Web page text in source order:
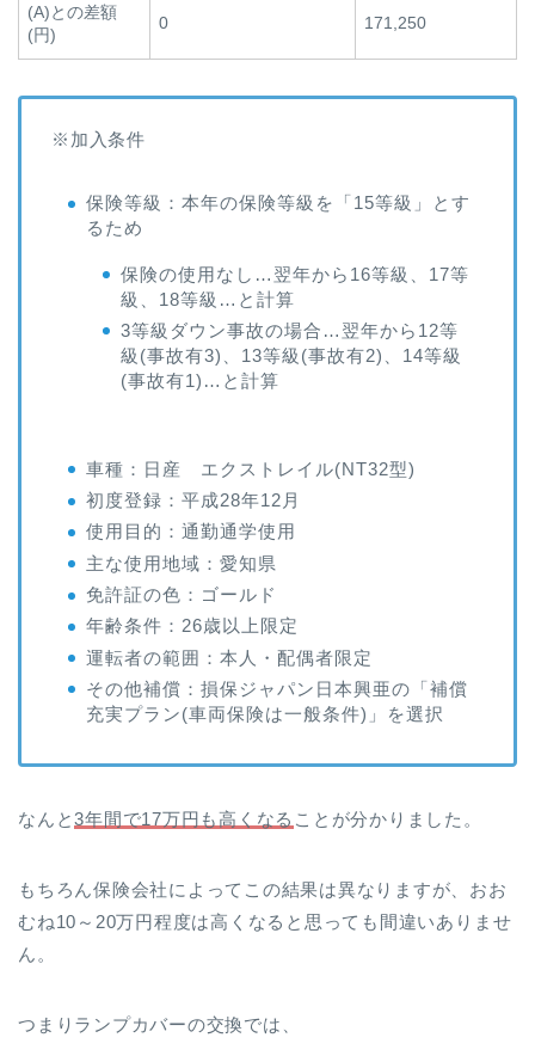
(A)との差額
(円)
0 171,250
※加入条件
保険等級：本年の保険等級を「15等級」とす
るため
保険の使用なし…翌年から16等級、17等
級、18等級…と計算
3等級ダウン事故の場合…翌年から12等
級(事故有3)、13等級(事故有2)、14等級
(事故有1)…と計算
車種：日産 エクストレイル(NT32型)
初度登録：平成28年12月
使用目的：通勤通学使用
主な使用地域：愛知県
免許証の色：ゴールド
年齢条件：26歳以上限定
運転者の範囲：本人・配偶者限定
その他補償：損保ジャパン日本興亜の「補償
充実プラン(車両保険は一般条件)」を選択
なんと3年間で17万円も高くなる ことが分かりました。
もちろん保険会社によってこの結果は異なりますが、おお
むね10～20万円程度は高くなると思っても間違いありませ
ん。
つまりランプカバーの交換では、